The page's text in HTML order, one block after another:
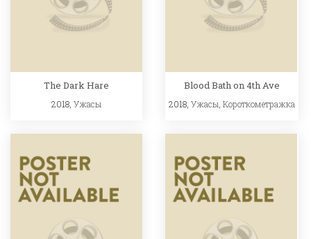
The Dark Hare
2018, Ужасы
Blood Bath on 4th Ave
2018,Ужасы ,Короткометражка